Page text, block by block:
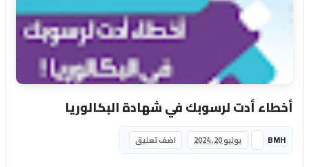
أخطاء أدت لرسوبك في شهادة البكالوريا
BMH يوليو 20, 2024 اضف تعليق